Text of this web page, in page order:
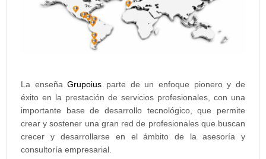
La enseñaGrupoius parte de un enfoque pionero y de
éxito en la prestación de servicios profesionales, con una
importante base de desarrollo tecnológico, que permite
crear y sostener una gran red de profesionales que buscan
crecer y desarrollarse en el ámbito de la asesoría y
consultoría empresarial.